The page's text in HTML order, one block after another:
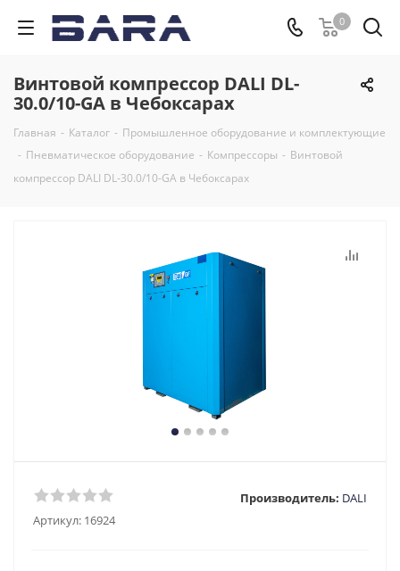
0
Винтовой компрессор DALI DL-
30.0/10-GA в Чебоксарах
Главная - Каталог - Промышленное оборудование и комплектующие
- Пневматическое оборудование - Компрессоры - Винтовой
компрессор DALI DL-30.0/10-GA в Чебоксарах
Артикул: 16924
Производитель: DALI